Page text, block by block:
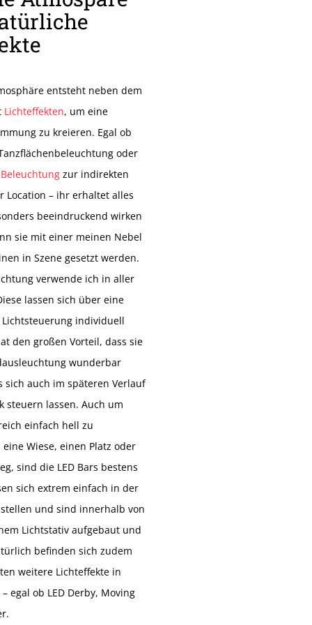
entsteht neben dem
Lichteffekten, um eine
zu kreieren. Egal ob
oder
zur indirekten
Location – ihr erhaltet alles
beeindruckend wirken
sie mit einer meinen Nebel
in Szene gesetzt werden.
verwende ich in aller
lassen sich über eine
individuell
den großen Vorteil, dass sie
wunderbar
sich auch im späteren Verlauf
steuern lassen. Auch um
einfach hell zu
Wiese, einen Platz oder
sind die LED Bars bestens
sich extrem einfach in der
und sind innerhalb von
Lichtstativ aufgebaut und
befinden sich zudem
weitere Lichteffekte in
egal ob LED Derby, Moving